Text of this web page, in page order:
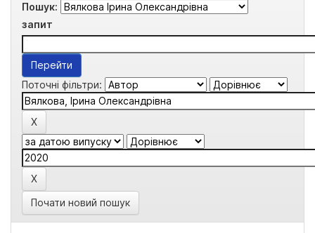
Пошук:
запит
Поточні фільтри:
Почати новий пошук